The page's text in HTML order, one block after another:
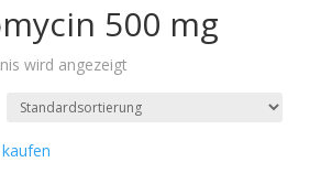
500 mg
wird angezeigt